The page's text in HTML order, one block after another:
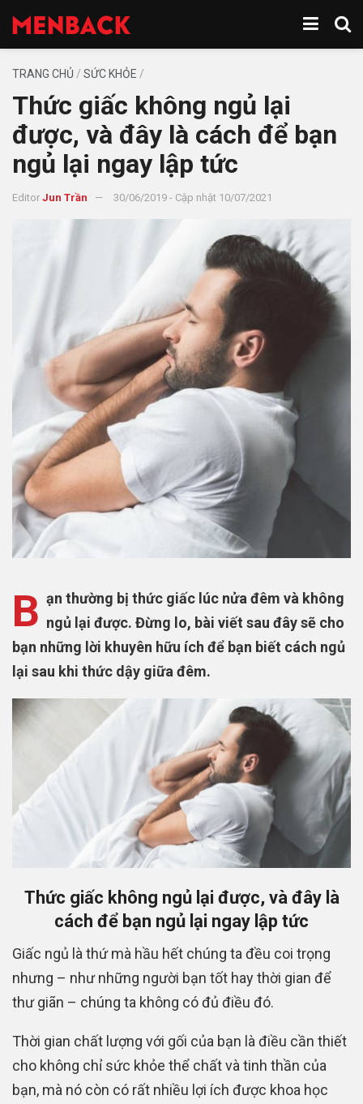
TRANG CHỦ / SỨC KHỎE /
Thức giấc không ngủ lại
được, và đây là cách để bạn
ngủ lại ngay lập tức
Editor Jun Trần 30/06/2019 - Cập nhật 10/07/2021
B ạn thường bị thức giấc lúc nửa đêm và không
ngủ lại được. Đừng lo, bài viết sau đây sẽ cho
bạn những lời khuyên hữu ích để bạn biết cách ngủ
lại sau khi thức dậy giữa đêm.
Thức giấc không ngủ lại được, và đây là
cách để bạn ngủ lại ngay lập tức
Giấc ngủ là thứ mà hầu hết chúng ta đều coi trọng
nhưng – như những người bạn tốt hay thời gian để
thư giãn – chúng ta không có đủ điều đó.
Thời gian chất lượng với gối của bạn là điều cần thiết
cho không chỉ sức khỏe thể chất và tinh thần của
bạn, mà nó còn có rất nhiều lợi ích được khoa học